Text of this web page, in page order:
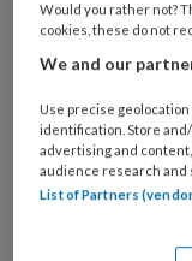
organisatie
werk
je?
Untitled
Ontvang
Ontvang
Would you rather not?
cookies, these do not
We and our
Use precise
identification. Store
advertising and
audience research and
List of Partners